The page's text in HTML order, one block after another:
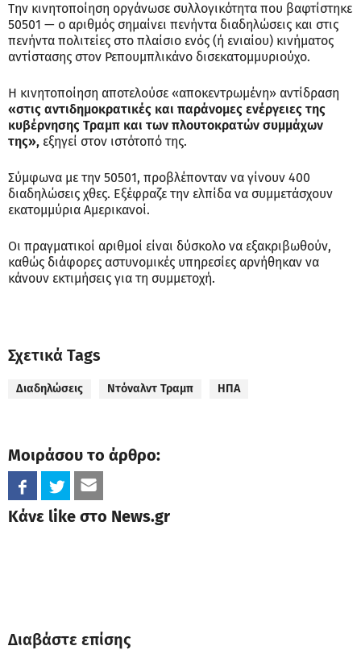
Την κινητοποίηση οργάνωσε συλλογικότητα που βαφτίστηκε
50501 — ο αριθμός σημαίνει πενήντα διαδηλώσεις και στις
πενήντα πολιτείες στο πλαίσιο ενός (ή ενιαίου) κινήματος
αντίστασης στον Ρεπουμπλικάνο δισεκατομμυριούχο.
Η κινητοποίηση αποτελούσε «αποκεντρωμένη» αντίδραση
«στις αντιδημοκρατικές και παράνομες ενέργειες της
κυβέρνησης Τραμπ και των πλουτοκρατών συμμάχων
της», εξηγεί στον ιστότοπό της.
Σύμφωνα με την 50501, προβλέπονταν να γίνουν 400
διαδηλώσεις χθες. Εξέφραζε την ελπίδα να συμμετάσχουν
εκατομμύρια Αμερικανοί.
Οι πραγματικοί αριθμοί είναι δύσκολο να εξακριβωθούν,
καθώς διάφορες αστυνομικές υπηρεσίες αρνήθηκαν να
κάνουν εκτιμήσεις για τη συμμετοχή.
Σχετικά Tags
Διαδηλώσεις Ντόναλντ Τραμπ ΗΠΑ
Μοιράσου το άρθρο:
Κάνε like στο News.gr
Διαβάστε επίσης